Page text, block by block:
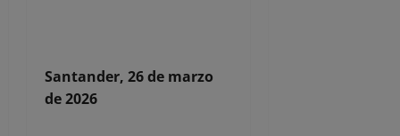
Santander, 26 de marzo
de 2026